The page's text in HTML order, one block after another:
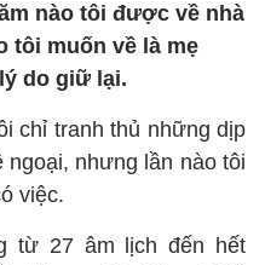
nào tôi được về nhà
tôi muốn về là mẹ
do giữ lại.
chỉ tranh thủ những dịp
ngoại, nhưng lần nào tôi
việc.
từ 27 âm lịch đến hết